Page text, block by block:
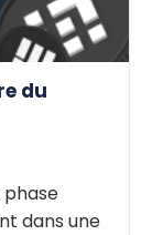
du
dans une